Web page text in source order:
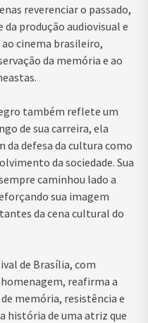
reverenciar o passado,
produção audiovisual e
cinema brasileiro,
da memória e ao
também reflete um
de sua carreira, ela
da defesa da cultura como
da sociedade. Sua
caminhou lado a
sua imagem
da cena cultural do
de Brasília, com
reafirma a
memória, resistência e
história de uma atriz que